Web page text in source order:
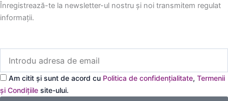
Înregistrează-te la newsletter-ul nostru și noi transmitem regulat
informații.
adresa
de
email
Am citit și sunt de acord cu Politica de confidențialitate, Termenii
și Condițiile site-ului.